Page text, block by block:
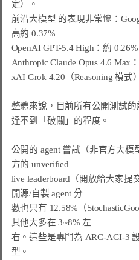
定）。
前沿大模型 的表現非常慘：
高約 0.37%
OpenAI GPT-5.4 High：約 0.26%
Anthropic Claude Opus 4.6 Max
xAI Grok 4.20（Reasoning 模式
整體來說，目前所有公開測試
達不到「破關」的程度。
公開的 agent 嘗試（非官方大模
方的 unverified
live leaderboard（開放給大家提
開源/自製 agent 分
數也只有 12.58%（
其他大多在 3~8% 左
右。這些是專門為 ARC-AGI-3
型。